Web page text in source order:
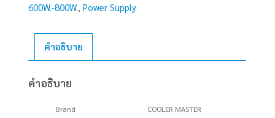
600W.-800W. ,Power Supply
คำอธิบาย
คำอธิบาย
Brand
COOLER MASTER